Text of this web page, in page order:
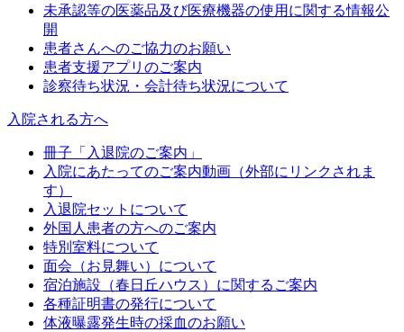
未承認等の医薬品及び医療機器の使用に関する情報公
開
患者さんへのご協力のお願い
患者支援アプリのご案内
診察待ち状況・会計待ち状況について
入院される方へ
冊子「入退院のご案内」
入院にあたってのご案内動画（外部にリンクされま
す）
入退院セットについて
外国人患者の方へのご案内
特別室料について
面会（お見舞い）について
宿泊施設（春日丘ハウス）に関するご案内
各種証明書の発行について
体液曝露発生時の採血のお願い